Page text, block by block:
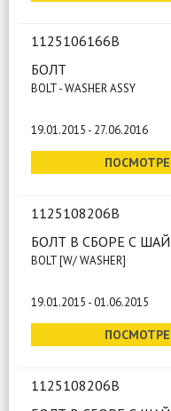
1125106166B
БОЛТ
BOLT - WASHER ASSY
19.01.2015 - 27.06.2016
1125108206B
БОЛТ В СБОРЕ С
BOLT [W/ WASHER]
19.01.2015 - 01.06.2015
1125108206B